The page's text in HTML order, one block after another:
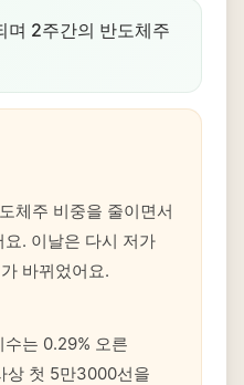
며 2주간의 반도체주
체주 비중을 줄이면서
. 이날은 다시 저가
바뀌었어요.
는 0.29% 오른
상 첫 5만3000선을